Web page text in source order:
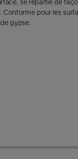
se répartie de
pour les
gypse.